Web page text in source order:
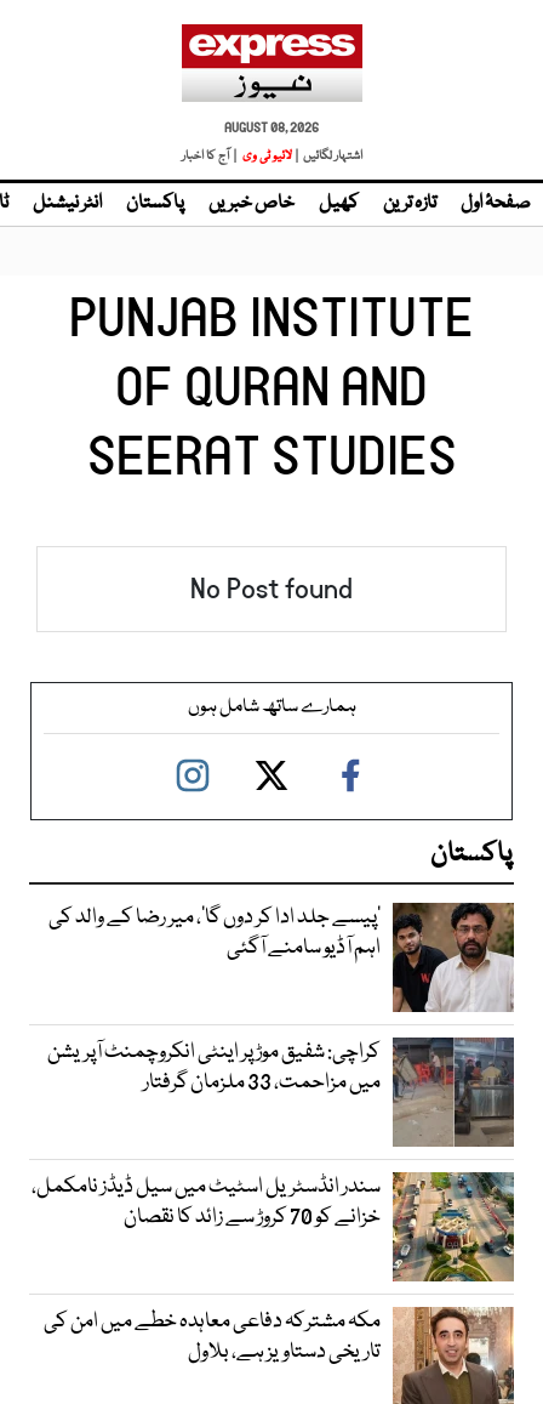
AUGUST 08, 2026
اشتہار لگائیں | لائیو ٹی وی | آج کا اخبار
صفحۂ اول تازہ ترین کھیل خاص خبریں پاکستان انٹر نیشنل
PUNJAB INSTITUTE
OF QURAN AND
SEERAT STUDIES
No Post found
ہمارے ساتھ شامل ہوں
پاکستان
’پیسے جلد ادا کر دوں گا‘، میر رضا کے والد کی
اہم آڈیو سامنے آگئی
کراچی: شفیق موڑ پر اینٹی انکروچمنٹ آپریشن
میں مزاحمت، 33 ملزمان گرفتار
سندر انڈسٹریل اسٹیٹ میں سیل ڈیڈز نامکمل،
خزانے کو 70 کروڑ سے زائد کا نقصان
مکہ مشترکہ دفاعی معاہدہ خطے میں امن کی
تاریخی دستاویز ہے، بلاول